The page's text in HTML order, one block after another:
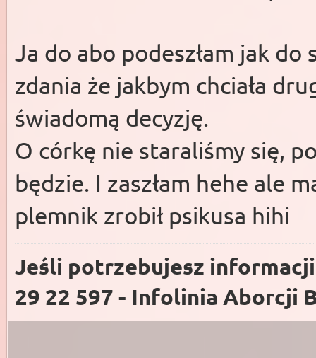
Ja do abo podeszłam jak
zdania że jakbym chciała
świadomą decyzję.
O córkę nie staraliśmy się,
będzie. I zaszłam hehe ale
plemnik zrobił psikusa hihi
Jeśli potrzebujesz
29 22 597 - Infolinia Aborcji